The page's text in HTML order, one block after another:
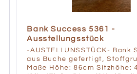
Bank Success 5361 -
Ausstellungsstück
-AUSTELLUNSSTÜCK- Bank
aus Buche gefertigt,
Maße Höhe: 86cm Sitzhöhe: